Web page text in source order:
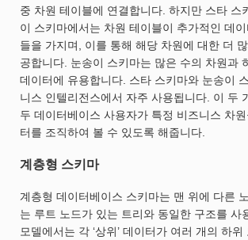
중 차원 테이블에 연결합니다. 하지만 스타 스
이 스키마에서는 차원 테이블이 추가적인 데
들을 가지며, 이를 통해 해당 차원에 대한 더
공합니다. 눈송이 스키마는 많은 수의 차원과
데이터에 유용합니다. 스타 스키마와 눈송이
니스 인텔리전스에서 자주 사용됩니다. 이 두
두 데이터베이스 사용자가 특정 비즈니스 차
터를 조직하여 볼 수 있도록 해줍니다.
계층형 스키마
계층형 데이터베이스 스키마는 맨 위에 다른
는 루트 노드가 있는 트리와 동일한 구조를 사
모델에서는 각 ‘상위’ 데이터가 여러 개의 하